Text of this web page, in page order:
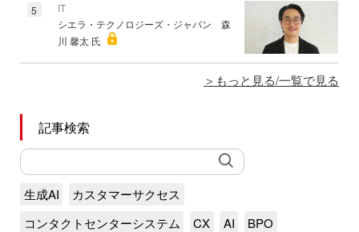
5
IT
シエラ・テクノロジーズ・ジャパン 森
川 馨太 氏
もっと見る/一覧で見る
記事検索
生成AI
カスタマーサクセス
コンタクトセンターシステム
CX AI
BPO